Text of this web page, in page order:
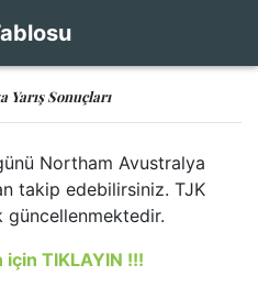
Yarış Sonuçları
Northam Avustralya
takip edebilirsiniz. TJK
güncellenmektedir.
için TIKLAYIN !!!